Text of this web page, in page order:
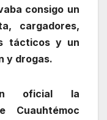
consigo un
cargadores,
tácticos y un
y drogas.
oficial la
Cuauhtémoc